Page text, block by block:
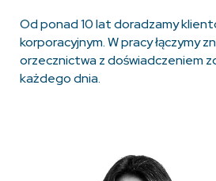
Od ponad 10 lat doradzamy
korporacyjnym. W pracy łączymy
orzecznictwa z doświadczeniem
każdego dnia.